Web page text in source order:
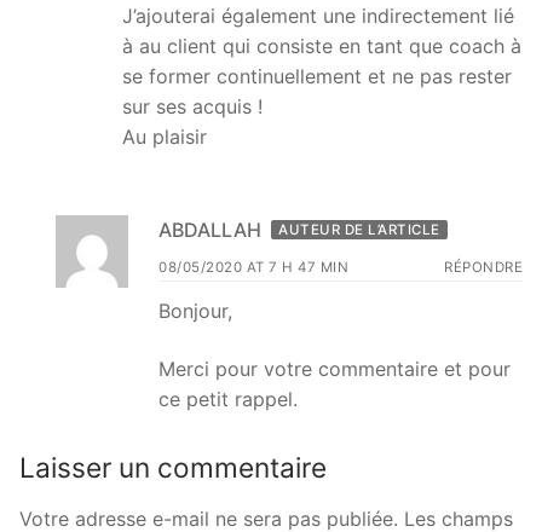
J’ajouterai également une indirectement lié
à au client qui consiste en tant que coach à
se former continuellement et ne pas rester
sur ses acquis !
Au plaisir
ABDALLAH AUTEUR DE L’ARTICLE
08/05/2020 AT 7 H 47 MIN RÉPONDRE
Bonjour,
Merci pour votre commentaire et pour
ce petit rappel.
Laisser un commentaire
Votre adresse e-mail ne sera pas publiée. Les champs